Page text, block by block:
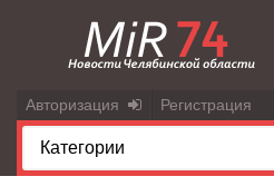
Авторизация Регистрация